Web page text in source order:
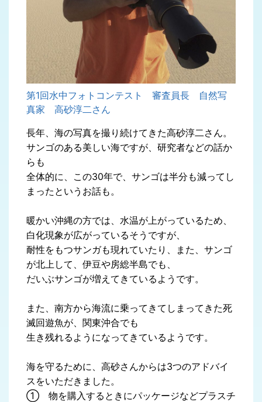
第1回水中フォトコンテスト 審査員長 自然写
真家 高砂淳二さん
長年、海の写真を撮り続けてきた高砂淳二さん。
サンゴのある美しい海ですが、研究者などの話か
らも
全体的に、この30年で、サンゴは半分も減ってし
まったというお話も。
暖かい沖縄の方では、水温が上がっているため、
白化現象が広がっているそうですが、
耐性をもつサンガも現れていたり、また、サンゴ
が北上して、伊豆や房総半島でも、
だいぶサンゴが増えてきているようです。
また、南方から海流に乗ってきてしまってきた死
滅回遊魚が、関東沖合でも
生き残れるようになってきているようです。
海を守るために、高砂さんからは3つのアドバイ
スをいただきました。
① 物を購入するときにパッケージなどプラスチ